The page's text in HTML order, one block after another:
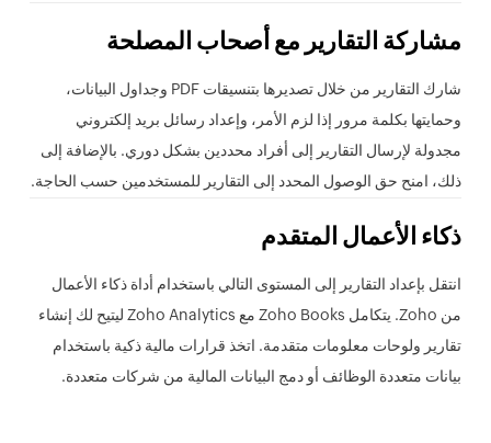
مشاركة التقارير مع أصحاب المصلحة
شارك التقارير من خلال تصديرها بتنسيقات PDF وجداول البيانات،
وحمايتها بكلمة مرور إذا لزم الأمر، وإعداد رسائل بريد إلكتروني
مجدولة لإرسال التقارير إلى أفراد محددين بشكل دوري. بالإضافة إلى
ذلك، امنح حق الوصول المحدد إلى التقارير للمستخدمين حسب الحاجة.
ذكاء الأعمال المتقدم
انتقل بإعداد التقارير إلى المستوى التالي باستخدام أداة ذكاء الأعمال
من Zoho. يتكامل Zoho Books مع Zoho Analytics ليتيح لك إنشاء
تقارير ولوحات معلومات متقدمة. اتخذ قرارات مالية ذكية باستخدام
بيانات متعددة الوظائف أو دمج البيانات المالية من شركات متعددة.